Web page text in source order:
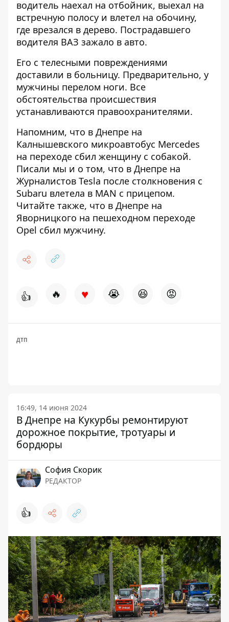
водитель наехал на отбойник, выехал на
встречную полосу и влетел на обочину,
где врезался в дерево. Пострадавшего
водителя ВАЗ зажало в авто.
Его с телесными повреждениями
доставили в больницу. Предварительно, у
мужчины перелом ноги. Все
обстоятельства происшествия
устанавливаются правоохранителями.
Напомним, что в Днепре на
Калнышевского микроавтобус Mercedes
на переходе сбил женщину с собакой.
Писали мы и о том, что в Днепре на
Журналистов Tesla после столкновения с
Subaru влетела в MAN с прицепом.
Читайте также, что в Днепре на
Яворницкого на пешеходном переходе
Opel сбил мужчину.
👍 🔥 ♥ 😭 😆 😡
ДТП
16:49, 14 июня 2024
В Днепре на Кукурбы ремонтируют
дорожное покрытие, тротуары и
бордюры
София Скорик
РЕДАКТОР
👍